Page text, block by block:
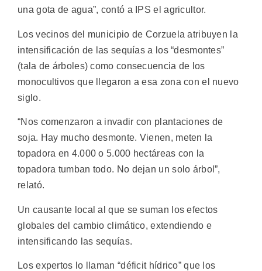
una gota de agua”, contó a IPS el agricultor.
Los vecinos del municipio de Corzuela atribuyen la
intensificación de las sequías a los “desmontes”
(tala de árboles) como consecuencia de los
monocultivos que llegaron a esa zona con el nuevo
siglo.
“Nos comenzaron a invadir con plantaciones de
soja. Hay mucho desmonte. Vienen, meten la
topadora en 4.000 o 5.000 hectáreas con la
topadora tumban todo. No dejan un solo árbol”,
relató.
Un causante local al que se suman los efectos
globales del cambio climático, extendiendo e
intensificando las sequías.
Los expertos lo llaman “déficit hídrico” que los